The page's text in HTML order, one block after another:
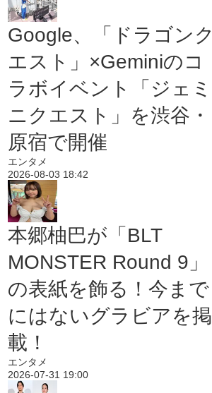
Google、「ドラゴンク
エスト」×Geminiのコ
ラボイベント「ジェミ
ニクエスト」を渋谷・
原宿で開催
エンタメ
2026-08-03 18:42
本郷柚巴が「BLT
MONSTER Round 9」
の表紙を飾る！今まで
にはないグラビアを掲
載！
エンタメ
2026-07-31 19:00